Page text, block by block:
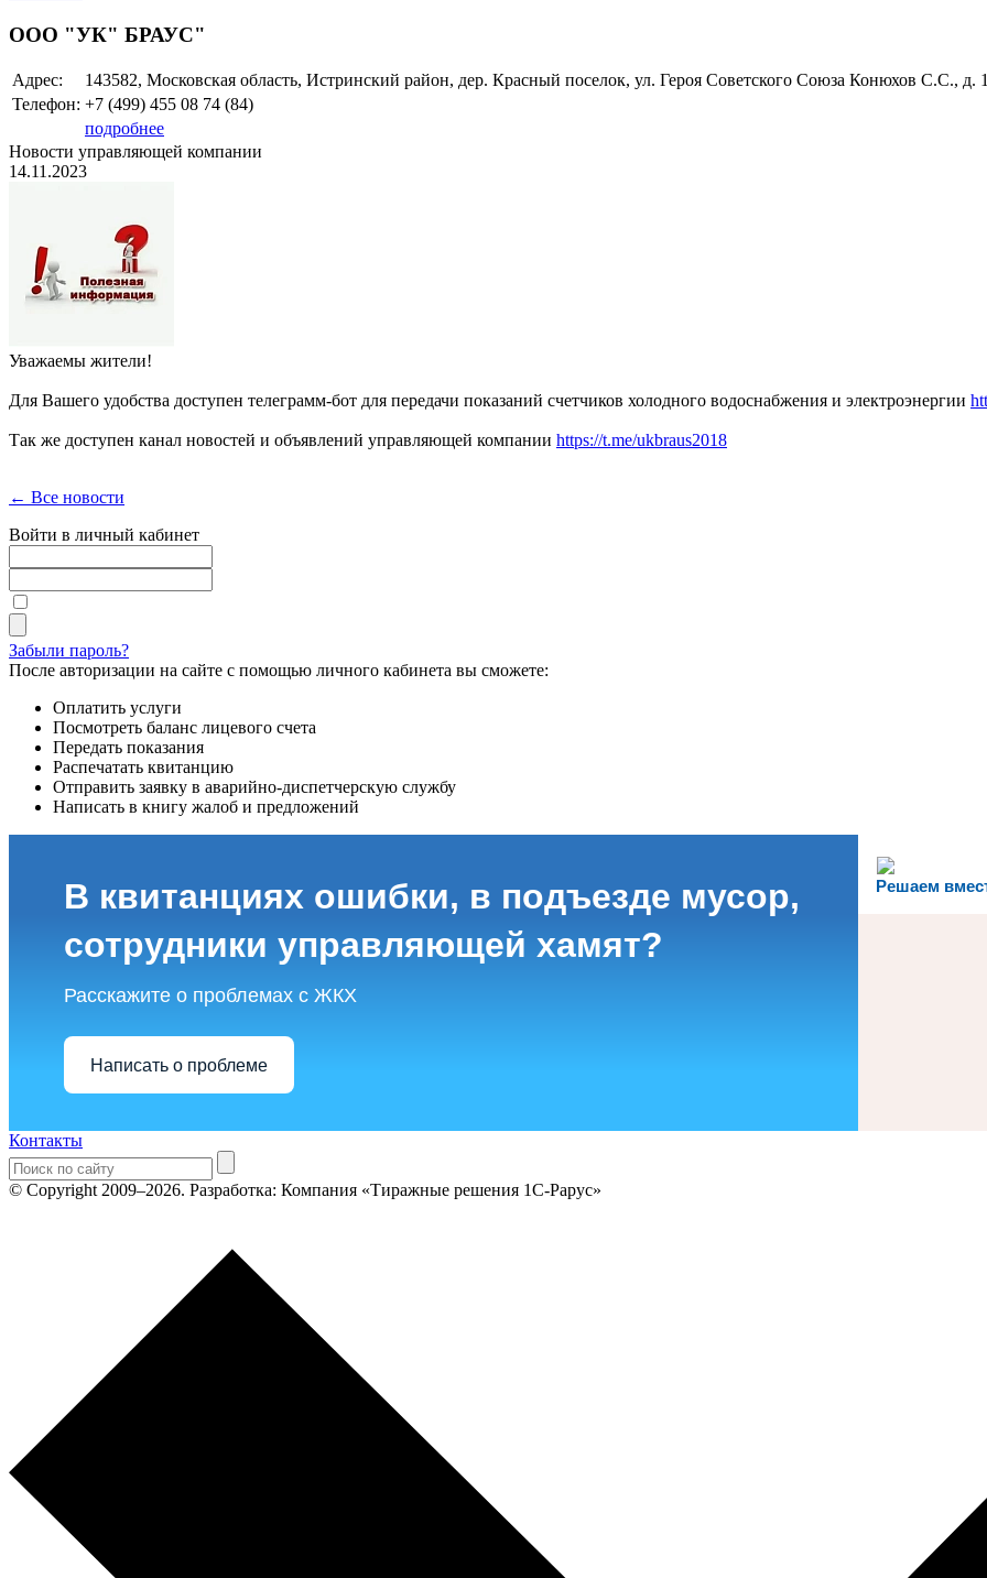
ООО "УК" БРАУС"
Адрес:
143582, Московская область, Истринский район, дер. Красный поселок, ул. Героя Советского Союза Конюхов С.С.,
Телефон: +7 (499) 455 08 74 (84)
подробнее
Новости управляющей компании
14.11.2023
Уважаемы жители!
Для Вашего удобства доступен телеграмм-бот для передачи показаний счетчиков холодного водоснабжения и электроэнергии
Так же доступен канал новостей и объявлений управляющей компании https://t.me/ukbraus2018
← Все новости
Войти в личный кабинет
Забыли пароль?
После авторизации на сайте с помощью личного кабинета вы сможете:
Оплатить услуги
Посмотреть баланс лицевого счета
Передать показания
Распечатать квитанцию
Отправить заявку в аварийно-диспетчерскую службу
Написать в книгу жалоб и предложений
Решаем
В квитанциях ошибки, в подъезде мусор,
сотрудники управляющей хамят?
Расскажите о проблемах с ЖКХ
Написать о проблеме
Контакты
© Copyright 2009–2026. Разработка: Компания «Тиражные решения 1С-Рарус»